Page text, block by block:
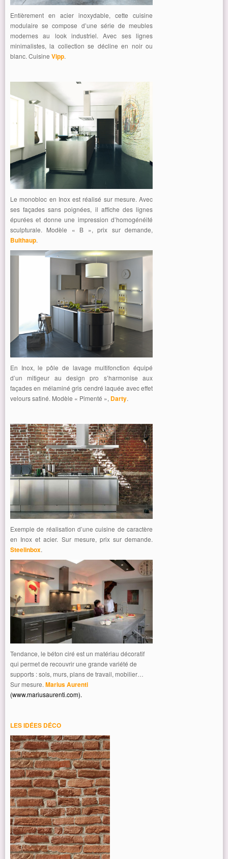
Entièrement en acier inoxydable, cette cuisine
modulaire se compose d’une série de meubles
modernes au look industriel. Avec ses lignes
minimalistes, la collection se décline en noir ou
blanc. Cuisine Vipp.
Le monobloc en Inox est réalisé sur mesure. Avec
ses façades sans poignées, il affiche des lignes
épurées et donne une impression d’homogénéité
sculpturale. Modèle « B », prix sur demande,
Bulthaup.
En Inox, le pôle de lavage multifonction équipé
d’un mitigeur au design pro s’harmonise aux
façades en mélaminé gris cendré laquée avec effet
velours satiné. Modèle « Pimenté », Darty.
Exemple de réalisation d’une cuisine de caractère
en Inox et acier. Sur mesure, prix sur demande.
Steelinbox.
Tendance, le béton ciré est un matériau décoratif
qui permet de recouvrir une grande variété de
supports : sols, murs, plans de travail, mobilier…
Sur mesure. Marius Aurenti
(www.mariusaurenti.com).
LES IDÉES DÉCO